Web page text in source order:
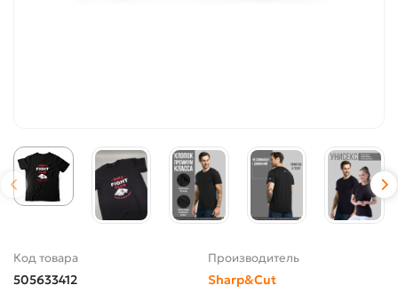
Код товара
505633412
Производитель
Sharp&Cut